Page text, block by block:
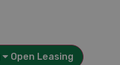
Open Leasing